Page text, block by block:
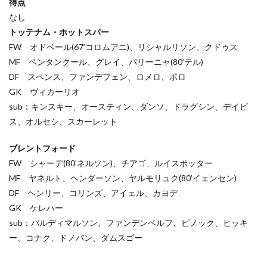
得点
なし
トッテナム・ホットスパー
FW オドベール(67’コロムアニ)、リシャルリソン、クドゥス
MF ベンタンクール、グレイ、パリーニャ(80’テル)
DF スペンス、ファンデフェン、ロメロ、ポロ
GK ヴィカーリオ
sub：キンスキー、オースティン、ダンソ、ドラグシン、デイビ
ス、オルセシ、スカーレット
ブレントフォード
FW シャーデ(80’ネルソン)、チアゴ、ルイスポッター
MF ヤネルト、ヘンダーソン、ヤルモリュク(80’イェンセン)
DF ヘンリー、コリンズ、アイェル、カヨデ
GK ケレハー
sub：バルディマルソン、ファンデンベルフ、ピノック、ヒッキ
ー、コナク、ドノバン、ダムスゴー